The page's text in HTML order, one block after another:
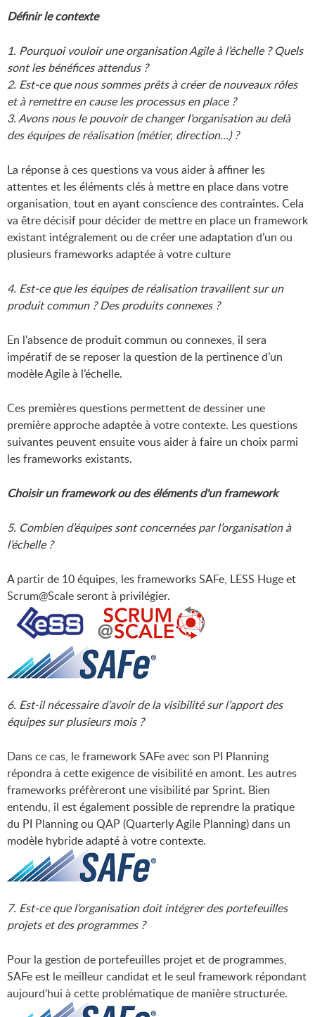
Définir le contexte
1. Pourquoi vouloir une organisation Agile à l’échelle ? Quels
sont les bénéfices attendus ?
2. Est-ce que nous sommes prêts à créer de nouveaux rôles
et à remettre en cause les processus en place ?
3. Avons nous le pouvoir de changer l’organisation au delà
des équipes de réalisation (métier, direction…) ?
La réponse à ces questions va vous aider à affiner les
attentes et les éléments clés à mettre en place dans votre
organisation, tout en ayant conscience des contraintes. Cela
va être décisif pour décider de mettre en place un framework
existant intégralement ou de créer une adaptation d’un ou
plusieurs frameworks adaptée à votre culture
4. Est-ce que les équipes de réalisation travaillent sur un
produit commun ? Des produits connexes ?
En l'absence de produit commun ou connexes, il sera
impératif de se reposer la question de la pertinence d’un
modèle Agile à l’échelle.
Ces premières questions permettent de dessiner une
première approche adaptée à votre contexte. Les questions
suivantes peuvent ensuite vous aider à faire un choix parmi
les frameworks existants.
Choisir un framework ou des éléments d'un framework
5. Combien d’équipes sont concernées par l’organisation à
l’échelle ?
A partir de 10 équipes, les frameworks SAFe, LESS Huge et
Scrum@Scale seront à privilégier.
6. Est-il nécessaire d’avoir de la visibilité sur l’apport des
équipes sur plusieurs mois ?
Dans ce cas, le framework SAFe avec son PI Planning
répondra à cette exigence de visibilité en amont. Les autres
frameworks préfèreront une visibilité par Sprint. Bien
entendu, il est également possible de reprendre la pratique
du PI Planning ou QAP (Quarterly Agile Planning) dans un
modèle hybride adapté à votre contexte.
7. Est-ce que l’organisation doit intégrer des portefeuilles
projets et des programmes ?
Pour la gestion de portefeuilles projet et de programmes,
SAFe est le meilleur candidat et le seul framework répondant
aujourd’hui à cette problématique de manière structurée.